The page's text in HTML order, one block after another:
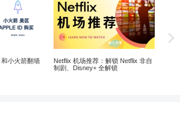
小火箭翻墙
Netflix 机场推荐：解锁 Netflix 非自
制剧、Disney+ 全解锁